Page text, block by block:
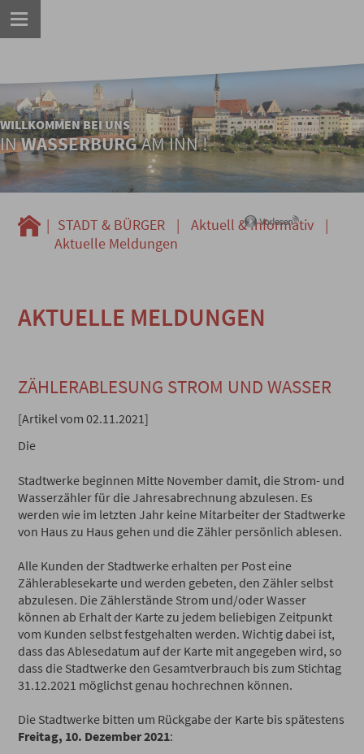
WILLKOMMEN BEI UNS
INWASSERBURGAM INN !
| STADT & BÜRGER | Aktuell & Informativ
|
Aktuelle Meldungen
AKTUELLE MELDUNGEN
ZÄHLERABLESUNG STROM UND WASSER
[Artikel vom 02.11.2021]
Die
Stadtwerke beginnen Mitte November damit, die Strom- und
Wasserzähler für die Jahresabrechnung abzulesen. Es
werden wie im letzten Jahr keine Mitarbeiter der Stadtwerke
von Haus zu Haus gehen und die Zähler persönlich ablesen.
Alle Kunden der Stadtwerke erhalten per Post eine
Zählerablesekarte und werden gebeten, den Zähler selbst
abzulesen. Die Zählerstände Strom und/oder Wasser
können ab Erhalt der Karte zu jedem beliebigen Zeitpunkt
vom Kunden selbst festgehalten werden. Wichtig dabei ist,
dass das Ablesedatum auf der Karte mit angegeben wird, so
dass die Stadtwerke den Gesamtverbrauch bis zum Stichtag
31.12.2021 möglichst genau hochrechnen können.
Die Stadtwerke bitten um Rückgabe der Karte bis spätestens
Freitag, 10. Dezember 2021: